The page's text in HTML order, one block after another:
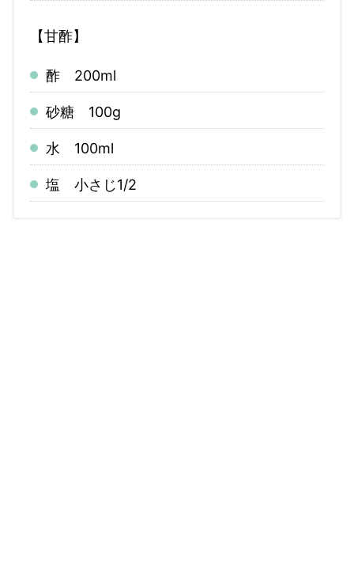
【甘酢】
酢 200ml
砂糖 100g
水 100ml
塩 小さじ1/2